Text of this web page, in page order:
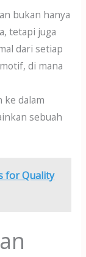
bukan hanya
tetapi juga
dari setiap
di mana
dalam
sebuah
for Quality